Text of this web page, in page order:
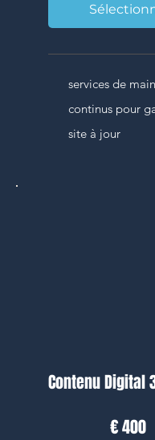
services de
continus pour
site à jour
Contenu Digital
€400